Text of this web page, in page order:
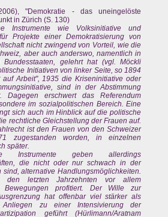
"Demokratie - das uneingelöste
in Zürich (S. 130)
Instrumente wie Volksinitiative und
Projekte einer Demokratisierung von
nicht zwingend von Vorteil, wie die
aber auch anderswo, namentlich in
Bundesstaaten, gelehrt hat (vgl. Möckli
Initiativen von linker Seite, so 1894
Arbeit", 1935 die Kriseninitiative oder
sind in der Abstimmung
Dagegen erschwert das Referendum
im sozialpolitischen Bereich. Eine
sich auch im Hinblick auf die politische
rechtliche Gleichstellung der Frauen auf.
ist den Frauen von den Schweizer
zugestanden worden, in einzelnen
später.
Instrumente geben allerdings
die nicht oder nur schwach in der
sind, alternative Handlungsmöglichkeiten.
letzten Jahrzehnten vor allem
Bewegungen profitiert. Der Wille zur
hat offenbar viel stärker als
Anliegen zu einer Intensivierung der
geführt (Hürlimann/Aratnam